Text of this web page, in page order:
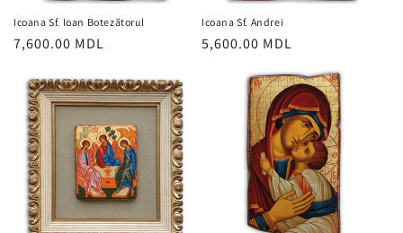
Icoana Sf. Ioan Botezătorul
Preț
7,600.00 MDL
Icoana Sf. Andrei
Preț
5,600.00 MDL